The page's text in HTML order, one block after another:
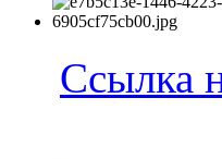
Ссылка